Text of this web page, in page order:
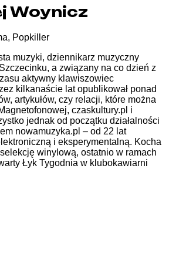
Woynicz
Popkiller
muzyki, dziennikarz muzyczny
a związany na co dzień z
aktywny klawiszowiec
kilkanaście lat opublikował ponad
artykułów, czy relacji, które można
czaskultury.pl i
jednak od początku działalności
nowamuzyka.pl – od 22 lat
i eksperymentalną. Kocha
winylową, ostatnio w ramach
Łyk Tygodnia w klubokawiarni